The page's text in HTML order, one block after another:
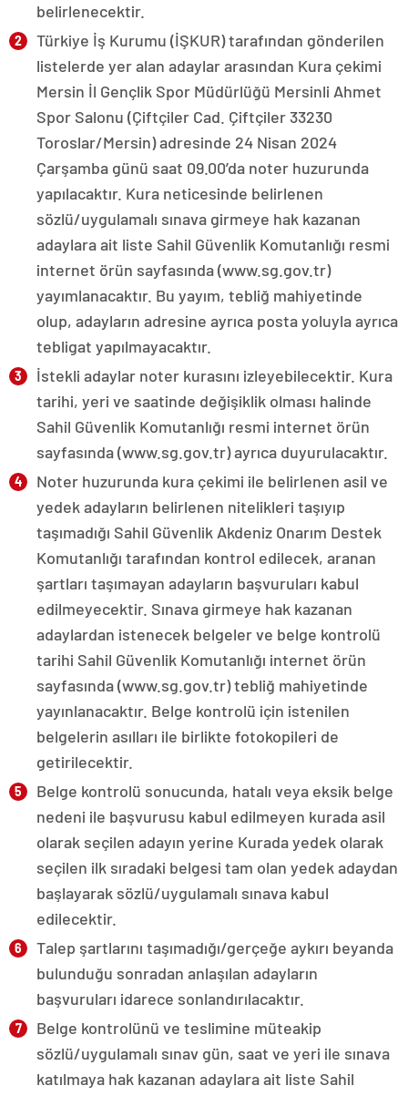
belirlenecektir.
Türkiye İş Kurumu (İŞKUR) tarafından gönderilen
listelerde yer alan adaylar arasından Kura çekimi
Mersin İl Gençlik Spor Müdürlüğü Mersinli Ahmet
Spor Salonu (Çiftçiler Cad. Çiftçiler 33230
Toroslar/Mersin) adresinde 24 Nisan 2024
Çarşamba günü saat 09.00’da noter huzurunda
yapılacaktır. Kura neticesinde belirlenen
sözlü/uygulamalı sınava girmeye hak kazanan
adaylara ait liste Sahil Güvenlik Komutanlığı resmi
internet örün sayfasında (www.sg.gov.tr)
yayımlanacaktır. Bu yayım, tebliğ mahiyetinde
olup, adayların adresine ayrıca posta yoluyla ayrıca
tebligat yapılmayacaktır.
İstekli adaylar noter kurasını izleyebilecektir. Kura
tarihi, yeri ve saatinde değişiklik olması halinde
Sahil Güvenlik Komutanlığı resmi internet örün
sayfasında (www.sg.gov.tr) ayrıca duyurulacaktır.
Noter huzurunda kura çekimi ile belirlenen asil ve
yedek adayların belirlenen nitelikleri taşıyıp
taşımadığı Sahil Güvenlik Akdeniz Onarım Destek
Komutanlığı tarafından kontrol edilecek, aranan
şartları taşımayan adayların başvuruları kabul
edilmeyecektir. Sınava girmeye hak kazanan
adaylardan istenecek belgeler ve belge kontrolü
tarihi Sahil Güvenlik Komutanlığı internet örün
sayfasında (www.sg.gov.tr) tebliğ mahiyetinde
yayınlanacaktır. Belge kontrolü için istenilen
belgelerin asılları ile birlikte fotokopileri de
getirilecektir.
Belge kontrolü sonucunda, hatalı veya eksik belge
nedeni ile başvurusu kabul edilmeyen kurada asil
olarak seçilen adayın yerine Kurada yedek olarak
seçilen ilk sıradaki belgesi tam olan yedek adaydan
başlayarak sözlü/uygulamalı sınava kabul
edilecektir.
Talep şartlarını taşımadığı/gerçeğe aykırı beyanda
bulunduğu sonradan anlaşılan adayların
başvuruları idarece sonlandırılacaktır.
Belge kontrolünü ve teslimine müteakip
sözlü/uygulamalı sınav gün, saat ve yeri ile sınava
katılmaya hak kazanan adaylara ait liste Sahil